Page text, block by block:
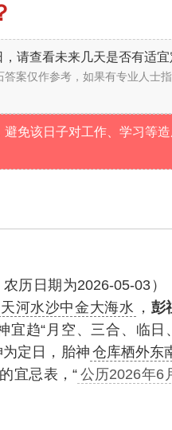
请查看未来几天是否有适宜
答案仅作参考，如果有专业人士指
免该日子对工作、学习等
农历日期为2026-05-03）
天河水沙中金大海水 ， 彭
宜趋“月空、三合、临日
定日，胎神 仓库栖外东
宜忌表，“公历2026年6